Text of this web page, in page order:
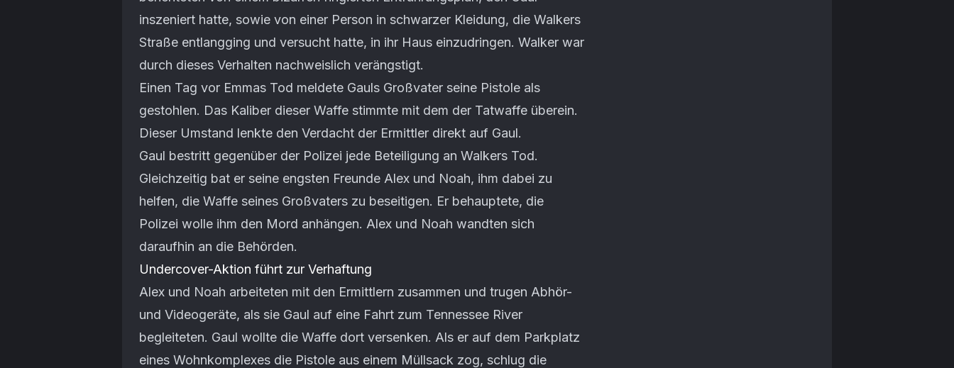
inszeniert hatte, sowie von einer Person in schwarzer Kleidung, die Walkers
Straße entlangging und versucht hatte, in ihr Haus einzudringen. Walker war
durch dieses Verhalten nachweislich verängstigt.
Einen Tag vor Emmas Tod meldete Gauls Großvater seine Pistole als
gestohlen. Das Kaliber dieser Waffe stimmte mit dem der Tatwaffe überein.
Dieser Umstand lenkte den Verdacht der Ermittler direkt auf Gaul.
Gaul bestritt gegenüber der Polizei jede Beteiligung an Walkers Tod.
Gleichzeitig bat er seine engsten Freunde Alex und Noah, ihm dabei zu
helfen, die Waffe seines Großvaters zu beseitigen. Er behauptete, die
Polizei wolle ihm den Mord anhängen. Alex und Noah wandten sich
daraufhin an die Behörden.
Undercover-Aktion führt zur Verhaftung
Alex und Noah arbeiteten mit den Ermittlern zusammen und trugen Abhör-
und Videogeräte, als sie Gaul auf eine Fahrt zum Tennessee River
begleiteten. Gaul wollte die Waffe dort versenken. Als er auf dem Parkplatz
eines Wohnkomplexes die Pistole aus einem Müllsack zog, schlug die